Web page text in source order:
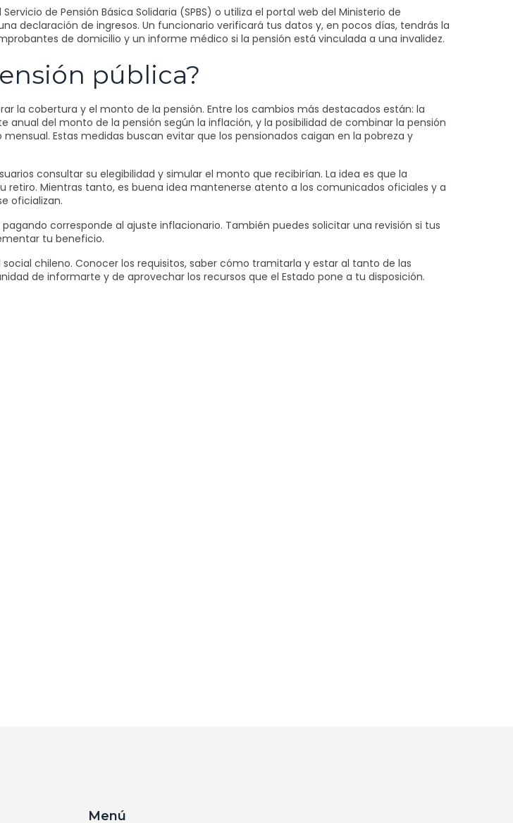
de Pensión Básica Solidaria (SPBS) o utiliza el portal web del Ministerio de
declaración de ingresos. Un funcionario verificará tus datos y, en pocos días, tendrás la
de domicilio y un informe médico si la pensión está vinculada a una invalidez.
pública?
la cobertura y el monto de la pensión. Entre los cambios más destacados están: la
anual del monto de la pensión según la inflación, y la posibilidad de combinar la pensión
Estas medidas buscan evitar que los pensionados caigan en la pobreza y
consultar su elegibilidad y simular el monto que recibirían. La idea es que la
Mientras tanto, es buena idea mantenerse atento a los comunicados oficiales y a
oficializan.
corresponde al ajuste inflacionario. También puedes solicitar una revisión si tus
tu beneficio.
chileno. Conocer los requisitos, saber cómo tramitarla y estar al tanto de las
de informarte y de aprovechar los recursos que el Estado pone a tu disposición.
Menú